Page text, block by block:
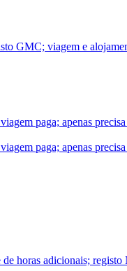
GMC; viagem e
paga; apenas
paga; apenas
horas adicionais;